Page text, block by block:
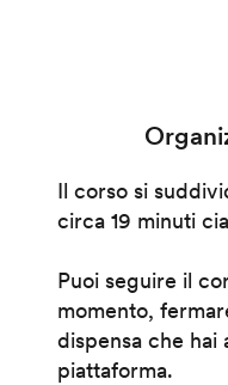
Il corso si
circa 19 minuti
Puoi seguire il
momento,
dispensa che hai
piattaforma.